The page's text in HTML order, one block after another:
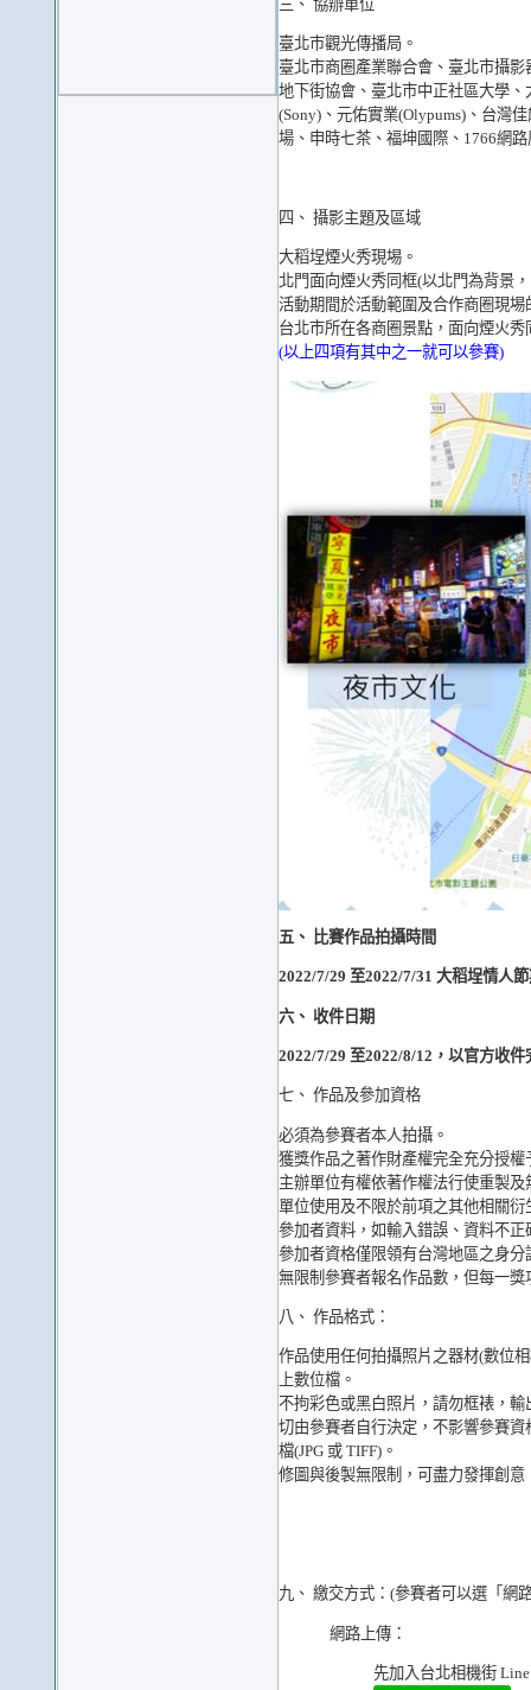
三、 協辦單位
臺北市觀光傳播局。
臺北市商圈產業聯合會、臺北市攝
地下街協會、臺北市中正社區大學
(Sony)、元佑實業(Olypums)、台灣
場、申時七茶、福坤國際、1766網
四、 攝影主題及區域
大稻埕煙火秀現埸。
北門面向煙火秀同框(以北門為背景
活動期間於活動範圍及合作商圈現埸
台北市所在各商圈景點，面向煙火秀
(以上四項有其中之一就可以參賽)
五、 比賽作品拍攝時間
2022/7/29 至2022/7/31 大稻埕情人
六、 收件日期
2022/7/29 至2022/8/12，以官方收
七、 作品及參加資格
必須為參賽者本人拍攝。
獲獎作品之著作財產權完全充分授權
主辦單位有權依著作權法行使重製
單位使用及不限於前項之其他相關
參加者資料，如輸入錯誤、資料不
參加者資格僅限領有台灣地區之身分
無限制參賽者報名作品數，但每一
八、 作品格式：
作品使用任何拍攝照片之器材(數位
上數位檔。
不拘彩色或黑白照片，請勿框裱，
切由參賽者自行決定，不影響參賽
檔(JPG 或 TIFF)。
修圖與後製無限制，可盡力發揮創
九、 繳交方式：(參賽者可以選「網
網路上傳：
先加入台北相機街 Line